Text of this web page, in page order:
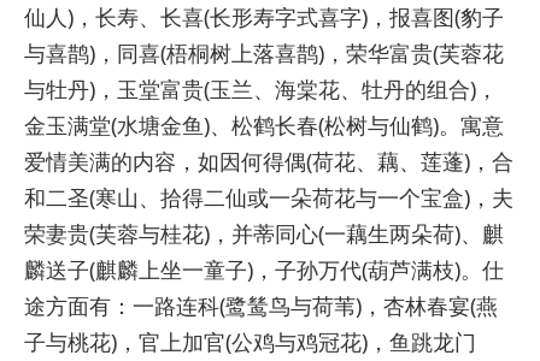
仙人)，长寿、长喜(长形寿字式喜字)，报喜图(豹子
与喜鹊)，同喜(梧桐树上落喜鹊)，荣华富贵(芙蓉花
与牡丹)，玉堂富贵(玉兰、海棠花、牡丹的组合)，
金玉满堂(水塘金鱼)、松鹤长春(松树与仙鹤)。寓意
爱情美满的内容，如因何得偶(荷花、藕、莲蓬)，合
和二圣(寒山、拾得二仙或一朵荷花与一个宝盒)，夫
荣妻贵(芙蓉与桂花)，并蒂同心(一藕生两朵荷)、麒
麟送子(麒麟上坐一童子)，子孙万代(葫芦满枝)。仕
途方面有：一路连科(鹭鸶鸟与荷苇)，杏林春宴(燕
子与桃花)，官上加官(公鸡与鸡冠花)，鱼跳龙门